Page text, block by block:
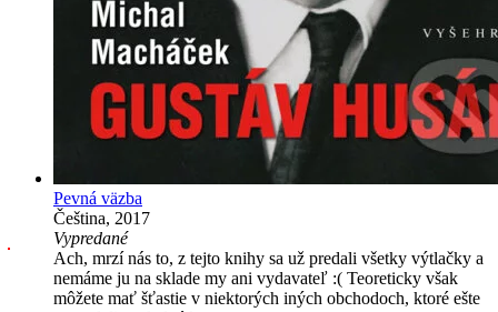
Pevná väzba
Čeština, 2017
Vypredané
Ach, mrzí nás to, z tejto knihy sa už predali všetky výtlačky a
nemáme ju na sklade my ani vydavateľ :( Teoreticky však
môžete mať šťastie v niektorých iných obchodoch, ktoré ešte